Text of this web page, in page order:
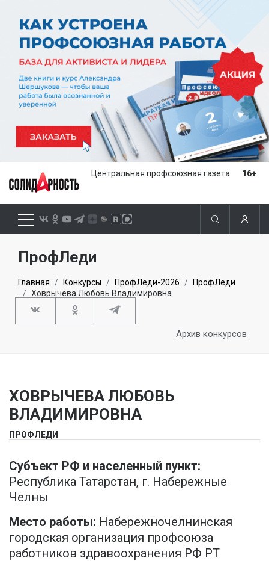
Центральная профсоюзная газета 16+
ПрофЛеди
Главная Конкурсы ПрофЛеди-2026
ПрофЛеди
Ховрычева Любовь Владимировна
Архив конкурсов
ХОВРЫЧЕВА ЛЮБОВЬ
ВЛАДИМИРОВНА
ПРОФЛЕДИ
Субъект РФ и населенный пункт:
Республика Татарстан, г. Набережные
Челны
Место работы: Набережночелнинская
городская организация профсоюза
работников здравоохранения РФ РТ